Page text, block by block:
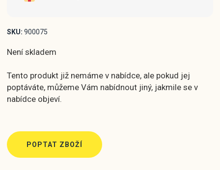
SKU: 900075
Není skladem
Tento produkt již nemáme v nabídce, ale pokud jej
poptáváte, můžeme Vám nabídnout jiný, jakmile se v
nabídce objeví.
POPTAT ZBOŽÍ